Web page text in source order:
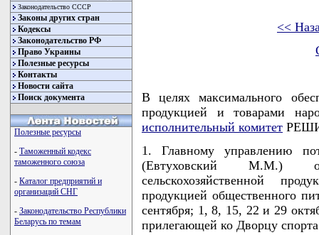
Законодательство СССР
Законы других стран
Кодексы
Законодательство РФ
Право Украины
Полезные ресурсы
Контакты
Новости сайта
Поиск документа
Полезные ресурсы
- Таможенный кодекс
таможенного союза
- Каталог предприятий и
организаций СНГ
- Законодательство Республики
Беларусь по темам
<<
В целях максимального
продукцией и товарами
исполнительный комитет
1. Главному управлению
(Евтуховский М.М.)
сельскохозяйственной
продукцией общественного
сентября; 1, 8, 15, 22 и 29
прилегающей ко Дворцу